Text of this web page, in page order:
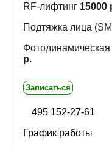
RF-лифтинг 15000
Подтяжка лица
Фотодинамическая
р.
Записаться
495 152-27-61
График работы